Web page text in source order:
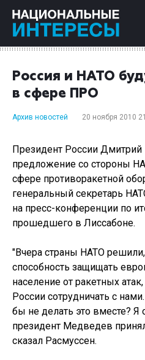
Россия и НАТО
в сфере ПРО
Архив новостей 20 ноября 2010
Президент России
предложение со стороны
сфере противоракетной
генеральный секретарь
на пресс-конференции по
прошедшего в Лиссабоне.
"Вчера страны НАТО решили,
способность защищать
население от ракетных
России сотрудничать с
бы не делать это вместе? Я
президент Медведев
сказал Расмуссен.